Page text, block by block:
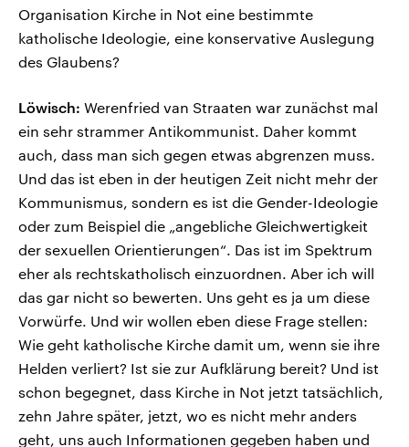
Organisation Kirche in Not eine bestimmte
katholische Ideologie, eine konservative Auslegung
des Glaubens?
Löwisch: Werenfried van Straaten war zunächst mal
ein sehr strammer Antikommunist. Daher kommt
auch, dass man sich gegen etwas abgrenzen muss.
Und das ist eben in der heutigen Zeit nicht mehr der
Kommunismus, sondern es ist die Gender-Ideologie
oder zum Beispiel die „angebliche Gleichwertigkeit
der sexuellen Orientierungen“. Das ist im Spektrum
eher als rechtskatholisch einzuordnen. Aber ich will
das gar nicht so bewerten. Uns geht es ja um diese
Vorwürfe. Und wir wollen eben diese Frage stellen:
Wie geht katholische Kirche damit um, wenn sie ihre
Helden verliert? Ist sie zur Aufklärung bereit? Und ist
schon begegnet, dass Kirche in Not jetzt tatsächlich,
zehn Jahre später, jetzt, wo es nicht mehr anders
geht, uns auch Informationen gegeben haben und